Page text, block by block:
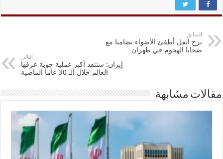
السابق
برج ايفل أطفئ الأضواء تضامنا مع
ضحايا الهجوم في طهران
التالي
إيران: سننفذ أكبر عملية جوية عرفها
العالم خلال الـ 30 عاما الماضية
مقالات مشابهة